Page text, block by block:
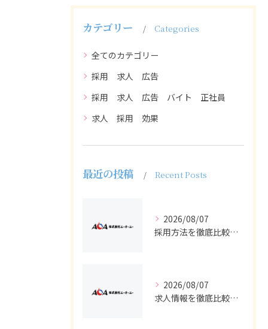
カテゴリー Categories
全てのカテゴリー
採用 求人 広告
採用 求人 広告 バイト 正社員
求人 採用 効果
最近の投稿 Recent Posts
2026/08/07
採用方法を徹底比較求人広告でバイトと正社員の最適解を探る
2026/08/07
求人情報を徹底比較して正社員やバイトを効率よく見つける実践ガイド